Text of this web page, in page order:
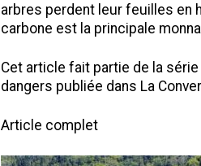
arbres perdent leur feuilles en
carbone est la principale
Cet article fait partie de la
dangers publiée dans La
Article complet